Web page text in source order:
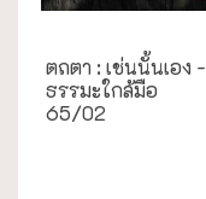
ตถตา : เช่นนั้นเอง -
ธรรมะใกล้มือ
65/02